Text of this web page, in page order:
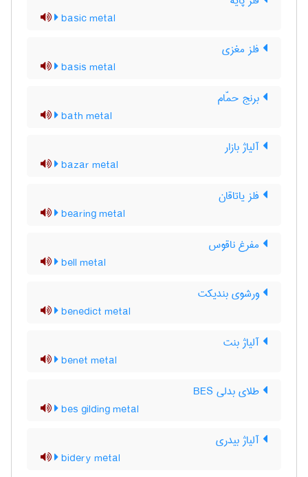
basic metal
فلز مغزی
basis metal
برنج حمّام
bath metal
آلیاژ بازار
bazar metal
فلز یاتاقان
bearing metal
مفرغ ناقوس
bell metal
ورشوی بندیکت
benedict metal
آلیاژ بنت
benet metal
طلای بدلی BES
bes gilding metal
آلیاژ بیدری
bidery metal